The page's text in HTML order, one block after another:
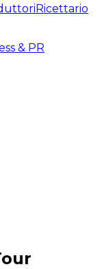
Ricettario
& PR